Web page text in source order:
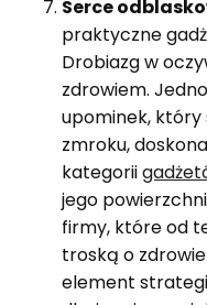
Serce
praktyczne
Drobiazg w
zdrowiem.
upominek, który
zmroku,
kategorii
jego
firmy, które od
troską o
element